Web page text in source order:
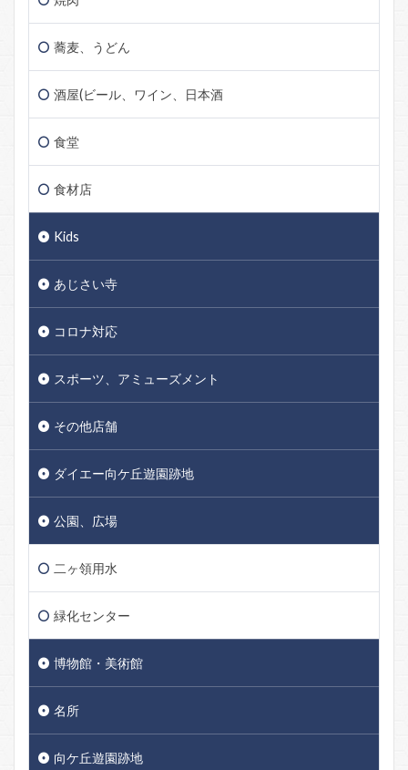
蕎麦、うどん
酒屋(ビール、ワイン、日本酒
食堂
食材店
Kids
あじさい寺
コロナ対応
スポーツ、アミューズメント
その他店舗
ダイエー向ケ丘遊園跡地
公園、広場
二ヶ領用水
緑化センター
博物館・美術館
名所
向ケ丘遊園跡地